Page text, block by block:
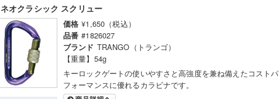
ネオクラシック スクリュー
価格 ¥1,650（税込）
品番 #1826027
ブランド TRANGO（トランゴ）
【重量】54g
キーロックゲートの使いやすさと高強度を兼ね備えたコストパ
フォーマンスに優れるカラビナです。